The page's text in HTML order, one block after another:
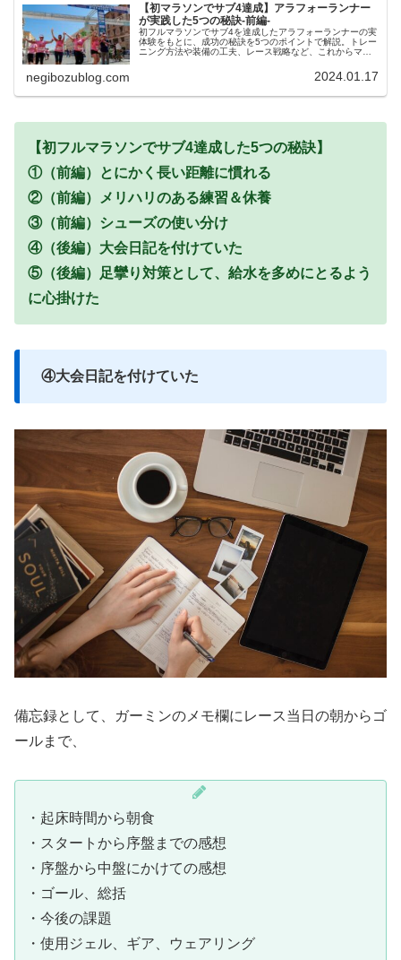
【初マラソンでサブ4達成】アラフォーランナー
が実践した5つの秘訣-前編-
初フルマラソンでサブ4を達成したアラフォーランナーの実
体験をもとに、成功の秘訣を5つのポイントで解説。トレー
ニング方法や装備の工夫、レース戦略など、これからマラ
negibozublog.com 2024.01.17
【初フルマラソンでサブ4達成した5つの秘訣】
①（前編）とにかく長い距離に慣れる
②（前編）メリハリのある練習＆休養
③（前編）シューズの使い分け
④（後編）大会日記を付けていた
⑤（後編）足攣り対策として、給水を多めにとるよう
に心掛けた
④大会日記を付けていた
備忘録として、ガーミンのメモ欄にレース当日の朝からゴ
ールまで、
・起床時間から朝食
・スタートから序盤までの感想
・序盤から中盤にかけての感想
・ゴール、総括
・今後の課題
・使用ジェル、ギア、ウェアリング